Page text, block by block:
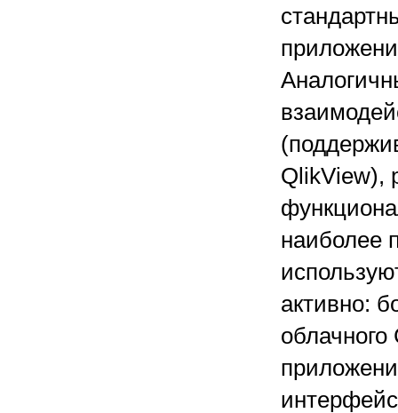
QlikView),
наиболее
активно: